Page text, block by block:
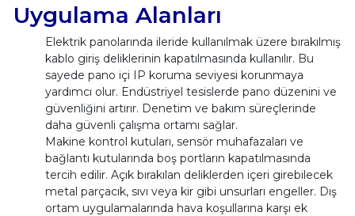
Uygulama Alanları
Elektrik panolarında ileride kullanılmak üzere bırakılmış
kablo giriş deliklerinin kapatılmasında kullanılır. Bu
sayede pano içi IP koruma seviyesi korunmaya
yardımcı olur. Endüstriyel tesislerde pano düzenini ve
güvenliğini artırır. Denetim ve bakım süreçlerinde
daha güvenli çalışma ortamı sağlar.
Makine kontrol kutuları, sensör muhafazaları ve
bağlantı kutularında boş portların kapatılmasında
tercih edilir. Açık bırakılan deliklerden içeri girebilecek
metal parçacık, sıvı veya kir gibi unsurları engeller. Dış
ortam uygulamalarında hava koşullarına karşı ek